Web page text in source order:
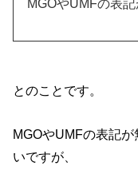
MGOやUMFの表
とのことです。
MGOやUMFの表記
いですが、